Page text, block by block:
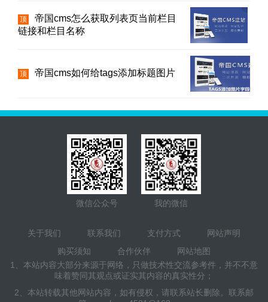
顶
帝国cms怎么获取列表页当前栏目
链接和栏目名称
顶 帝国cms如何给tags添加标题图片
微信公众号 我的微信
关于我们 联系我们 支付方式
网站声明
购买须知
合作伙伴
网站地图
1、本站内容大部分来源于网络，只做技术性交流参考件，并不不意
味着赞同其观点或证实其内容的真实性分；
2、本站转载其他网站内容，如有侵权，请联系站长删除。联系邮